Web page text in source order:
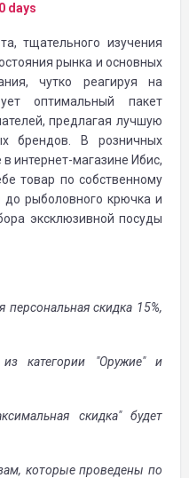
days
тщательного изучения
рынка и основных
чутко реагируя на
оптимальный пакет
предлагая лучшую
брендов. В розничных
интернет-магазине Ибис,
товар по собственному
до рыболовного крючка и
эксклюзивной посуды
персональная скидка 15%,
категории "Оружие" и
скидка" будет
которые проведены по